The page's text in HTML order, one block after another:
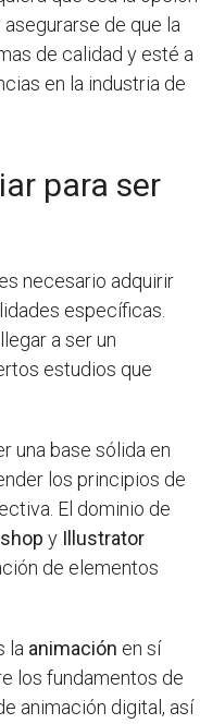
de que la
de calidad y esté a
en la industria de
para ser
necesario adquirir
específicas.
a ser un
estudios que
una base sólida en
los principios de
El dominio de
y Illustrator
de elementos
la animación en sí
los fundamentos de
animación digital, así